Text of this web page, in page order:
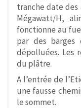
tranche date des
Mégawatt/H,
fonctionne au
par des barges
dépolluées. Les
du plâtre.
A l’entrée de
une fausse
le sommet.